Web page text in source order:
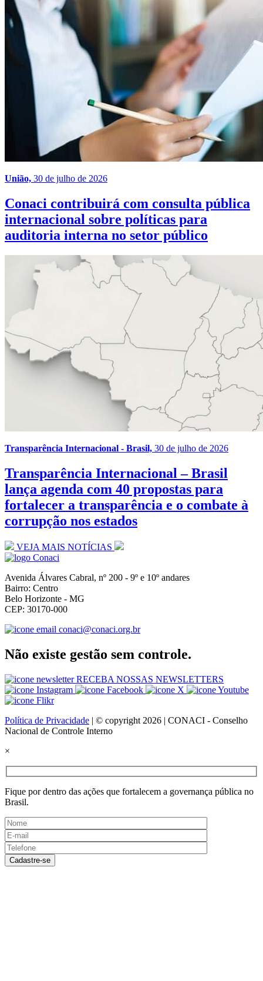
União, 30 de julho de 2026
Conaci contribuirá com consulta pública
internacional sobre políticas para
auditoria interna no setor público
Transparência Internacional - Brasil, 30 de julho de 2026
Transparência Internacional – Brasil
lança agenda com 40 propostas para
fortalecer a transparência e o combate à
corrupção nos estados
VEJA MAIS NOTÍCIAS
Avenida Álvares Cabral, nº 200 - 9º e 10º andares
Bairro: Centro
Belo Horizonte - MG
CEP: 30170-000
conaci@conaci.org.br
Não existe gestão sem controle.
RECEBA NOSSAS NEWSLETTERS
Política de Privacidade | © copyright 2026 | CONACI - Conselho
Nacional de Controle Interno
×
Fique por dentro das ações que fortalecem a governança pública no
Brasil.